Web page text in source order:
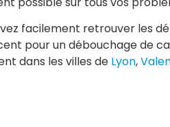
facilement retrouver les
pour un débouchage de
dans les villes de Lyon,